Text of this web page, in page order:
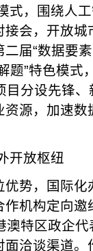
式，围绕人
会，开放
届“数据要
题”特色模式
分设先锋
源，加速
开放枢纽
势，国际
机构定向
特区政企
洽谈渠道